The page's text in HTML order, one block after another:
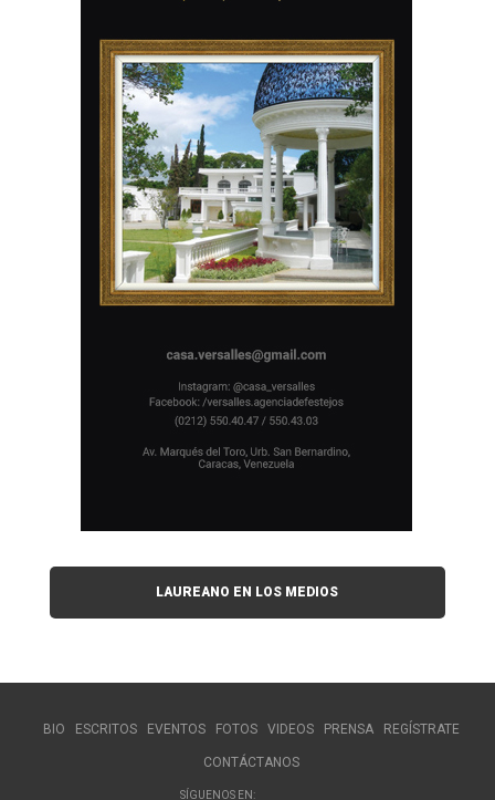
LAUREANO EN LOS MEDIOS
BIO ESCRITOS EVENTOS FOTOS VIDEOS PRENSA REGÍSTRATE
CONTÁCTANOS
SÍGUENOS EN: